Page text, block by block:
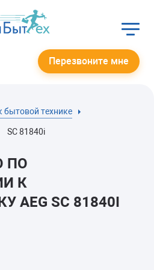
Перезвоните мне
бытовой технике
SC 81840i
ПО
К
AEG SC 81840I